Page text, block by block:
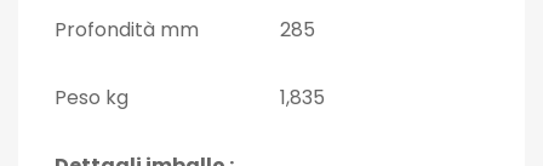
Profondità mm 285
Peso kg 1,835